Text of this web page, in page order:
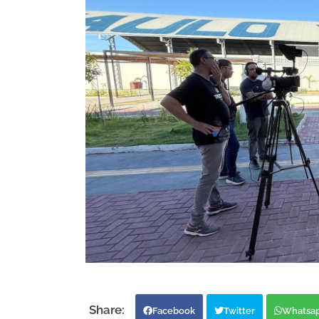
Facebook Twitter